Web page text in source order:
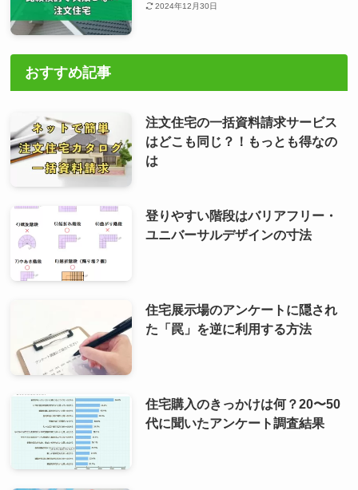
2024年12月30日
おすすめ記事
注文住宅の一括資料請求サービス
はどこも同じ？！もっとも得なの
は
登りやすい階段はバリアフリー・
ユニバーサルデザインの寸法
住宅展示場のアンケートに隠され
た「罠」を逆に利用する方法
住宅購入のきっかけは何？20〜50
代に聞いたアンケート調査結果